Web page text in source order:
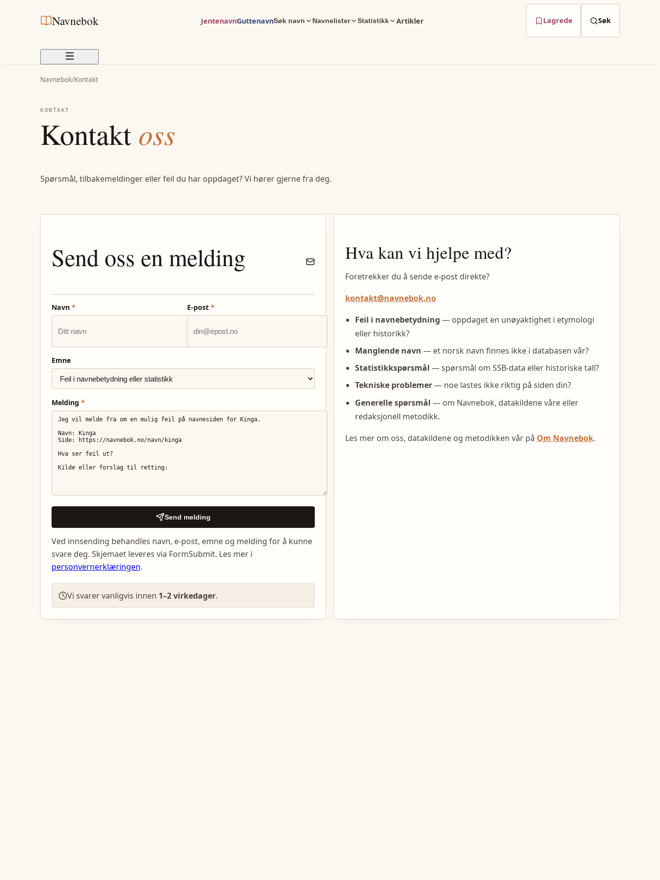
Navnebok JentenavnGuttenavnSøk navn Navnelister Statistikk Artikler Lagrede Søk
Navnebok/Kontakt
KONTAKT
Kontakt oss
Spørsmål, tilbakemeldinger eller feil du har oppdaget? Vi hører gjerne fra deg.
Send oss en melding
Navn * E-post *
Emne
Melding *
Send melding
Ved innsending behandles navn, e-post, emne og melding for å kunne
svare deg. Skjemaet leveres via FormSubmit. Les mer i
personvernerklæringen.
Vi svarer vanligvis innen 1–2 virkedager.
Hva kan vi hjelpe med?
Foretrekker du å sende e-post direkte?
kontakt@navnebok.no
Feil i navnebetydning — oppdaget en unøyaktighet i etymologi
eller historikk?
Manglende navn — et norsk navn finnes ikke i databasen vår?
Statistikkspørsmål — spørsmål om SSB-data eller historiske tall?
Tekniske problemer— noe lastes ikke riktig på siden din?
Generelle spørsmål — om Navnebok, datakildene våre eller
redaksjonell metodikk.
Les mer om oss, datakildene og metodikken vår på Om Navnebok.